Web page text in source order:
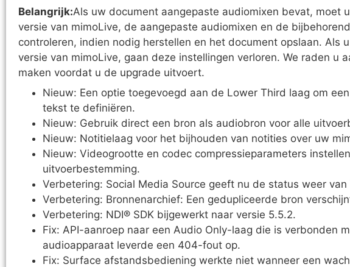
Belangrijk:Als uw document aangepaste audiomixen bevat, moet
versie van mimoLive, de aangepaste audiomixen en de
controleren, indien nodig herstellen en het document opslaan. Als
versie van mimoLive, gaan deze instellingen verloren. We raden u
maken voordat u de upgrade uitvoert.
Nieuw: Een optie toegevoegd aan de Lower Third laag om
tekst te definiëren.
Nieuw: Gebruik direct een bron als audiobron voor alle
Nieuw: Notitielaag voor het bijhouden van notities over uw
Nieuw: Videogrootte en codec compressieparameters
uitvoerbestemming.
Verbetering: Social Media Source geeft nu de status weer
Verbetering: Bronnenarchief: Een gedupliceerde bron
Verbetering: NDI® SDK bijgewerkt naar versie 5.5.2.
Fix: API-aanroep naar een Audio Only-laag die is verbonden
audioapparaat leverde een 404-fout op.
Fix: Surface afstandsbediening werkte niet wanneer een